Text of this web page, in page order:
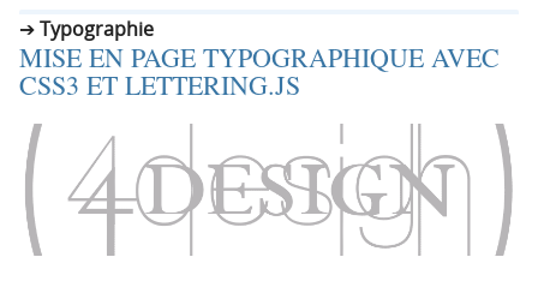
a
t
i
n
r
a
u
c
n
e
n
Typographie
MISE EN PAGE TYPOGRAPHIQUE AVEC
CSS3 ET LETTERING.JS